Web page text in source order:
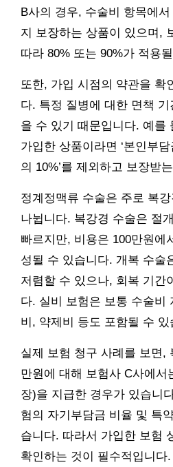
B사의 경우, 수술비 항목에
지 보장하는 상품이 있으며,
따라 80% 또는 90%가 적용
또한, 가입 시점의 약관을 확
다. 특정 질병에 대한 면책
을 수 있기 때문입니다. 예를
가입한 상품이라면 ‘본인부
의 10%’를 제외하고 보장받
정계정맥류 수술은 주로 복
나뉩니다. 복강경 수술은 절
빠르지만, 비용은 100만원에
성될 수 있습니다. 개복 수술
저렴할 수 있으나, 회복 기간
다. 실비 보험은 보통 수술비
비, 약제비 등도 포함될 수 있
실제 보험 청구 사례를 보면,
만원에 대해 보험사 C사에서
장)을 지급한 경우가 있습니
험의 자기부담금 비율 및 특
습니다. 따라서 가입한 보험
확인하는 것이 필수적입니다.